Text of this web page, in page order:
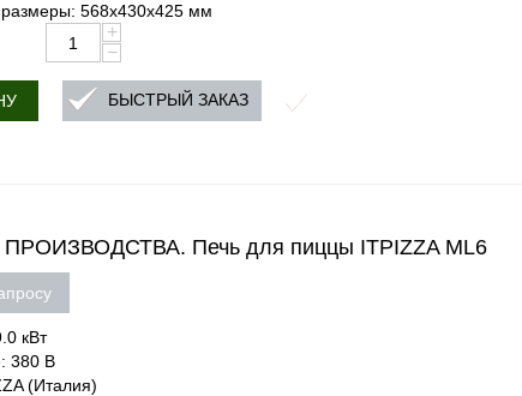
568х430х425 мм
+
−
БЫСТРЫЙ ЗАКАЗ
Печь для пиццы ITPIZZA ML6
кВт
380 В
(Италия)